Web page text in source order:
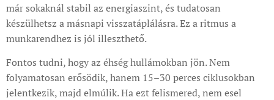
már sokaknál stabil az energiaszint, és tudatosan
készülhetsz a másnapi visszatáplálásra. Ez a ritmus a
munkarendhez is jól illeszthető.
Fontos tudni, hogy az éhség hullámokban jön. Nem
folyamatosan erősödik, hanem 15–30 perces ciklusokban
jelentkezik, majd elmúlik. Ha ezt felismered, nem esel